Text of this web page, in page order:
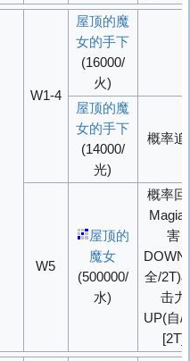
W1-4
屋顶的魔
女的手下
(16000/
火)
屋顶的魔
女的手下
(14000/
光)
概率追
W5
屋顶的
魔女
(500000/
水)
概率回
Magia
害
全/
击力
UP(自/
[2T]